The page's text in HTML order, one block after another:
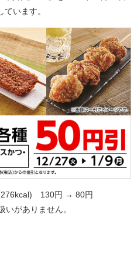
います。
(276kcal) 130円 → 80円
がありません。